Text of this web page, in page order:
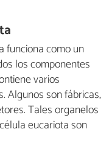
funciona como un
los componentes
varios
Algunos son fábricas,
Tales organelos
eucariota son